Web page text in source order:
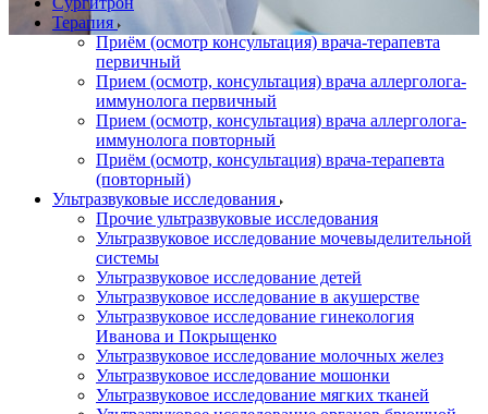
Терапия
Приём (осмотр консультация) врача-терапевта
первичный
Прием (осмотр, консультация) врача аллерголога-
иммунолога первичный
Прием (осмотр, консультация) врача аллерголога-
иммунолога повторный
Приём (осмотр, консультация) врача-терапевта
(повторный)
Ультразвуковые исследования
Прочие ультразвуковые исследования
Ультразвуковое исследование мочевыделительной
системы
Ультразвуковое исследование детей
Ультразвуковое исследование в акушерстве
Ультразвуковое исследование гинекология
Иванова и Покрыщенко
Ультразвуковое исследование молочных желез
Ультразвуковое исследование мошонки
Ультразвуковое исследование мягких тканей